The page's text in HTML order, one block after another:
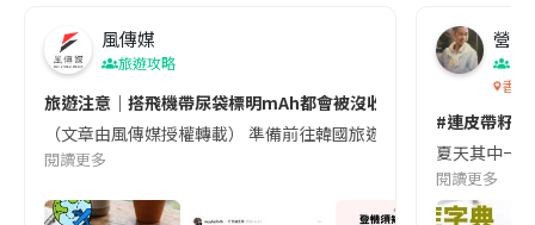
風傳媒
旅遊攻略
旅遊注意｜搭飛機帶尿袋標明mAh都會被沒收😱出發前切記檢查
（文章由風傳媒授權轉載） 準備前往韓國旅遊的民眾，近期要
閱讀更多
營養
香港
#連皮帶籽
夏天其中一
閱讀更多